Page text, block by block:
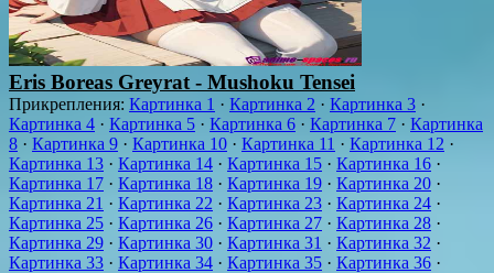
Eris Boreas Greyrat - Mushoku Tensei
Прикрепления: Картинка 1 · Картинка 2 · Картинка 3 ·
Картинка 4 · Картинка 5 · Картинка 6 · Картинка 7 · Картинка
8 · Картинка 9 · Картинка 10 · Картинка 11 · Картинка 12 ·
Картинка 13 · Картинка 14 · Картинка 15 · Картинка 16 ·
Картинка 17 · Картинка 18 · Картинка 19 · Картинка 20 ·
Картинка 21 · Картинка 22 · Картинка 23 · Картинка 24 ·
Картинка 25 · Картинка 26 · Картинка 27 · Картинка 28 ·
Картинка 29 · Картинка 30 · Картинка 31 · Картинка 32 ·
Картинка 33 · Картинка 34 · Картинка 35 · Картинка 36 ·